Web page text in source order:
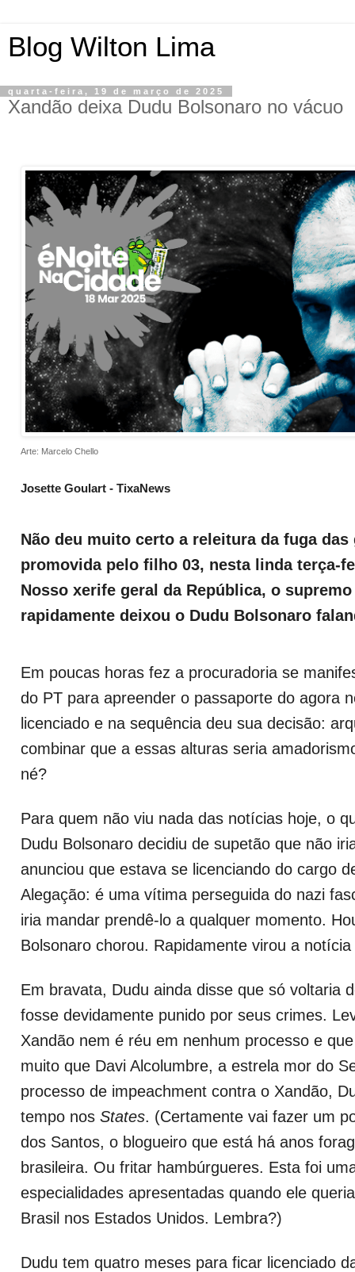
Blog Wilton Lima
quarta-feira, 19 de março de 2025
Xandão deixa Dudu Bolsonaro no vácuo
Arte: Marcelo Chello
Josette Goulart - TixaNews
Não deu muito certo a releitura da fuga das
promovida pelo filho 03, nesta linda terça-
Nosso xerife geral da República, o supremo
rapidamente deixou o Dudu Bolsonaro
Em poucas horas fez a procuradoria se
do PT para apreender o passaporte do agora
licenciado e na sequência deu sua decisão:
combinar que a essas alturas seria
né?
Para quem não viu nada das notícias hoje, o
Dudu Bolsonaro decidiu de supetão que não
anunciou que estava se licenciando do cargo
Alegação: é uma vítima perseguida do nazi
iria mandar prendê-lo a qualquer momento.
Bolsonaro chorou. Rapidamente virou a
Em bravata, Dudu ainda disse que só voltaria
fosse devidamente punido por seus crimes.
Xandão nem é réu em nenhum processo e
muito que Davi Alcolumbre, a estrela mor do
processo de impeachment contra o Xandão,
tempo nos States. (Certamente vai fazer um
dos Santos, o blogueiro que está há anos
brasileira. Ou fritar hambúrgueres. Esta foi
especialidades apresentadas quando ele
Brasil nos Estados Unidos. Lembra?)
Dudu tem quatro meses para ficar licenciado